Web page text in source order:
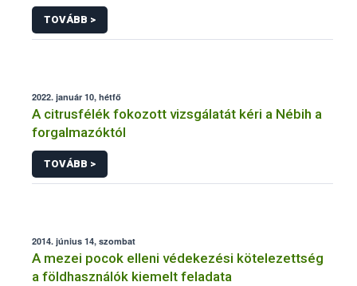
TOVÁBB >
2022. január 10, hétfő
A citrusfélék fokozott vizsgálatát kéri a Nébih a
forgalmazóktól
TOVÁBB >
2014. június 14, szombat
A mezei pocok elleni védekezési kötelezettség
a földhasználók kiemelt feladata